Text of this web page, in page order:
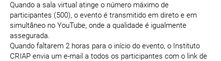
Quando a sala virtual atinge o número máximo de
participantes (500), o evento é transmitido em direto e em
simultâneo no YouTube, onde a qualidade é igualmente
assegurada.
Quando faltarem 2 horas para o início do evento, o Instituto
CRIAP envia um e-mail a todos os participantes com o link de